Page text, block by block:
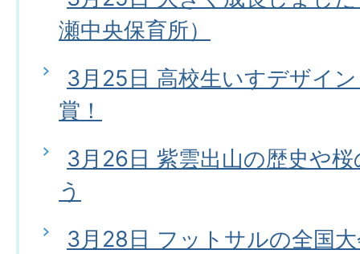
瀬中央保育所）
3月25日 高校生いすデザイ
賞！
3月26日 紫雲出山の歴史や
う
3月28日 フットサルの全国